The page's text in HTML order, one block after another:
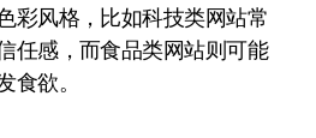
彩风格，比如科技类网站常
任感，而食品类网站则可能
食欲。